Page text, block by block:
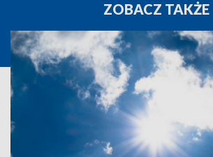
ZOBACZ TAKŻE